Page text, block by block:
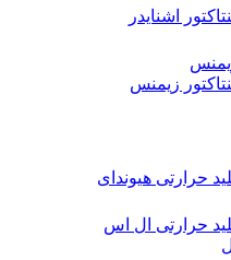
اشنایدر
زیمنس
حرارتی هیوندای
حرارتی ال اس